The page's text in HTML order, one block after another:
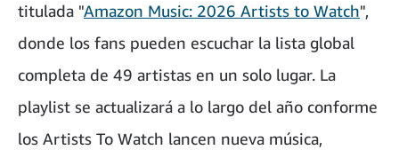
titulada "Amazon Music: 2026 Artists to Watch",
donde los fans pueden escuchar la lista global
completa de 49 artistas en un solo lugar. La
playlist se actualizará a lo largo del año conforme
los Artists To Watch lancen nueva música,